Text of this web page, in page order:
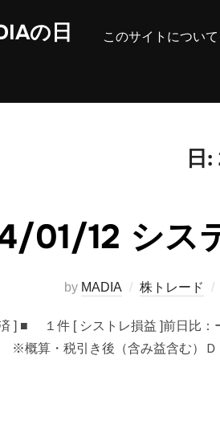
の日
このサイトについて
日:
01/12 シス
by MADIA 株トレード
] ■ １件 [ シストレ損益 ]前日比：
※概算・税引き後（含み益含む）